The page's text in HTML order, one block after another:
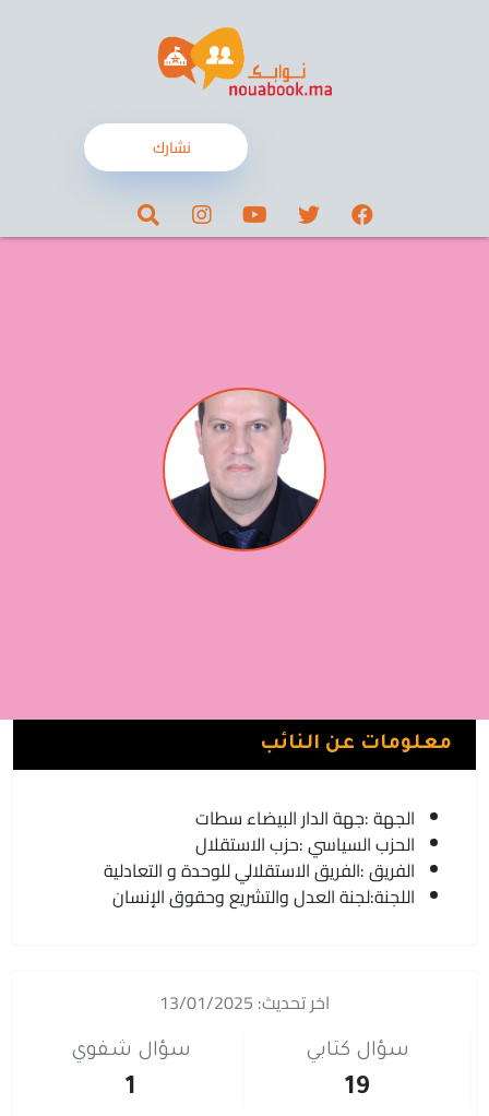
نشارك
معلومات عن النائب
الجهة :جهة الدار البيضاء سطات
الحزب السياسي :حزب الاستقلال
الفريق :الفريق الاستقلالي للوحدة و التعادلية
اللجنة:لجنة العدل والتشريع وحقوق الإنسان
اخر تحديث: 13/01/2025
سؤال كتابي
19
سؤال شفوي
1